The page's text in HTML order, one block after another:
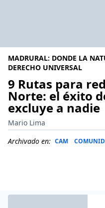
MADRURAL: DONDE LA
DERECHO UNIVERSAL
9 Rutas para
Norte: el éxito
excluye a nadie
Mario Lima
Archivado en: CAM